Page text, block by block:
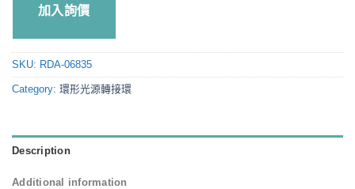
加入詢價
SKU: RDA-06835
Category: 環形光源轉接環
Description
Additional information